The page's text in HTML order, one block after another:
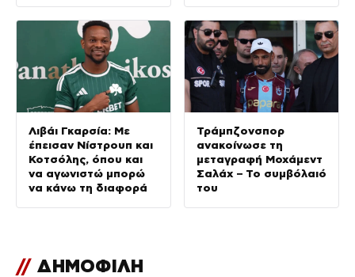
Λιβάι Γκαρσία: Με
έπεισαν Νίστρουπ και
Κοτσόλης, όπου και
να αγωνιστώ μπορώ
να κάνω τη διαφορά
Τράμπζονσπορ
ανακοίνωσε τη
μεταγραφή Μοχάμεντ
Σαλάχ – Το συμβόλαιό
του
// ΔΗΜΟΦΙΛΗ